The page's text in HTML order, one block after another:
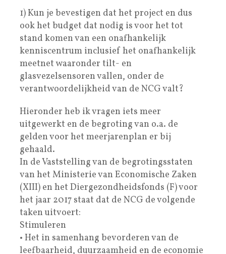
1) Kun je bevestigen dat het project en dus
ook het budget dat nodig is voor het tot
stand komen van een onafhankelijk
kenniscentrum inclusief het onafhankelijk
meetnet waaronder tilt- en
glasvezelsensoren vallen, onder de
verantwoordelijkheid van de NCG valt?
Hieronder heb ik vragen iets meer
uitgewerkt en de begroting van o.a. de
gelden voor het meerjarenplan er bij
gehaald.
In de Vaststelling van de begrotingsstaten
van het Ministerie van Economische Zaken
(XIII) en het Diergezondheidsfonds (F) voor
het jaar 2017 staat dat de NCG de volgende
taken uitvoert:
Stimuleren
• Het in samenhang bevorderen van de
leefbaarheid, duurzaamheid en de economie